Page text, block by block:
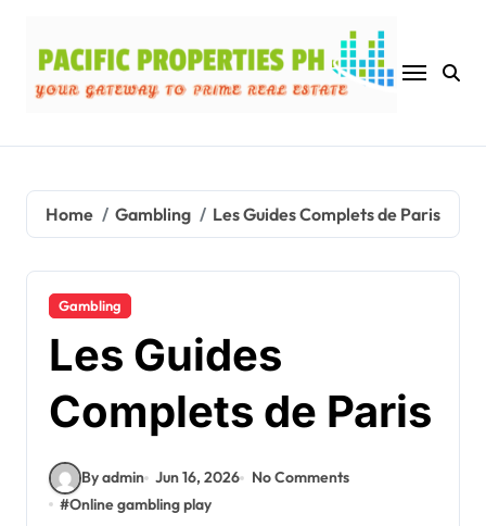
content
Home Gambling Les Guides Complets de Paris
Gambling
Les Guides
Complets de Paris
By admin Jun 16, 2026
No Comments
#Online gambling play